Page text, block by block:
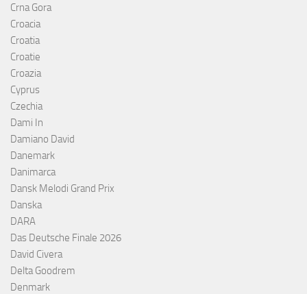
Crna Gora
Croacia
Croatia
Croatie
Croazia
Cyprus
Czechia
Dami In
Damiano David
Danemark
Danimarca
Dansk Melodi Grand Prix
Danska
DARA
Das Deutsche Finale 2026
David Civera
Delta Goodrem
Denmark